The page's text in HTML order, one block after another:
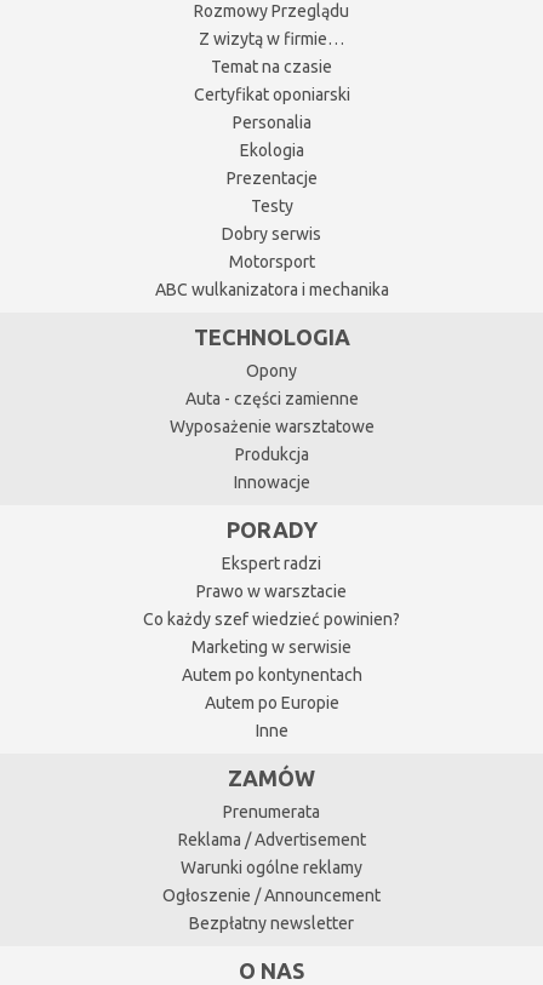
Rozmowy Przeglądu
Z wizytą w firmie…
Temat na czasie
Certyfikat oponiarski
Personalia
Ekologia
Prezentacje
Testy
Dobry serwis
Motorsport
ABC wulkanizatora i mechanika
TECHNOLOGIA
Opony
Auta - części zamienne
Wyposażenie warsztatowe
Produkcja
Innowacje
PORADY
Ekspert radzi
Prawo w warsztacie
Co każdy szef wiedzieć powinien?
Marketing w serwisie
Autem po kontynentach
Autem po Europie
Inne
ZAMÓW
Prenumerata
Reklama / Advertisement
Warunki ogólne reklamy
Ogłoszenie / Announcement
Bezpłatny newsletter
O NAS